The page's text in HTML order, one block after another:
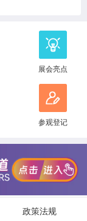
展会亮点
参观登记
政策法规